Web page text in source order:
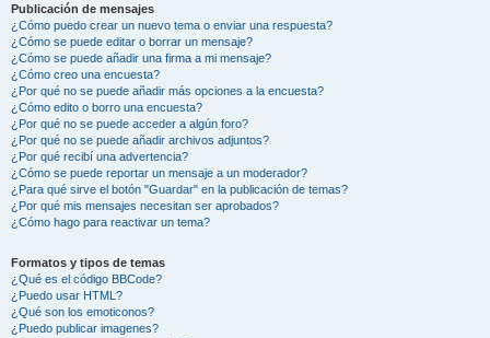
Publicación de mensajes
¿Cómo puedo crear un nuevo tema o enviar una respuesta?
¿Cómo se puede editar o borrar un mensaje?
¿Cómo se puede añadir una firma a mi mensaje?
¿Cómo creo una encuesta?
¿Por qué no se puede añadir más opciones a la encuesta?
¿Cómo edito o borro una encuesta?
¿Por qué no se puede acceder a algún foro?
¿Por qué no se puede añadir archivos adjuntos?
¿Por qué recibí una advertencia?
¿Cómo se puede reportar un mensaje a un moderador?
¿Para qué sirve el botón "Guardar" en la publicación de temas?
¿Por qué mis mensajes necesitan ser aprobados?
¿Cómo hago para reactivar un tema?
Formatos y tipos de temas
¿Qué es el código BBCode?
¿Puedo usar HTML?
¿Qué son los emoticonos?
¿Puedo publicar imagenes?